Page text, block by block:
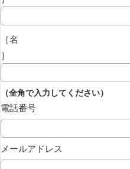
［名
］
（全角で入力してください）
電話番号
メールアドレス